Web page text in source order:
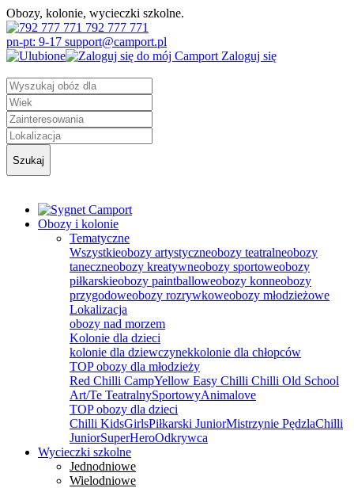
Obozy, kolonie, wycieczki szkolne.
792 777 771
pn-pt: 9-17 support@camport.pl
Zaloguj się
Szukaj
Obozy i kolonie
Tematyczne
Wszystkieobozy artystyczneobozy teatralneobozy
taneczneobozy kreatywneobozy sportoweobozy
piłkarskieobozy paintballoweobozy konneobozy
przygodoweobozy rozrywkoweobozy młodzieżowe
Lokalizacja
obozy nad morzem
Kolonie dla dzieci
kolonie dla dziewczynekkolonie dla chłopców
TOP obozy dla młodzieży
Red Chilli CampYellow Easy Chilli Chilli Old School
Art/Te TeatralnySportowyAnimalove
TOP obozy dla dzieci
Chilli KidsGirlsPiłkarski JuniorMistrzynie PędzlaChilli
JuniorSuperHeroOdkrywca
Wycieczki szkolne
Jednodniowe
Wielodniowe